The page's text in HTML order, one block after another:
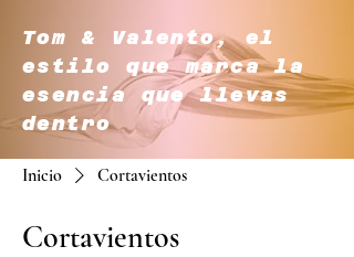
Tom & Valento, el
estilo que marca la
esencia que llevas
dentro
Inicio Cortavientos
Cortavientos